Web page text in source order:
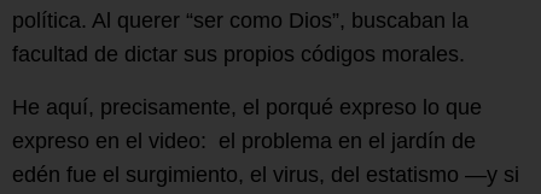
política. Al querer “ser como Dios”, buscaban la
facultad de dictar sus propios códigos morales.
He aquí, precisamente, el porqué expreso lo que
expreso en el video: el problema en el jardín de
edén fue el surgimiento, el virus, del estatismo —y si